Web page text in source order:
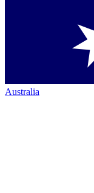
Australia